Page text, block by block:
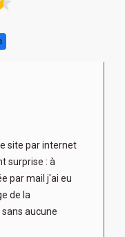
site par internet
surprise : à
par mail j'ai eu
de la
aucune